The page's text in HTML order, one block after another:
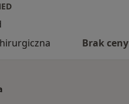
Brak ceny